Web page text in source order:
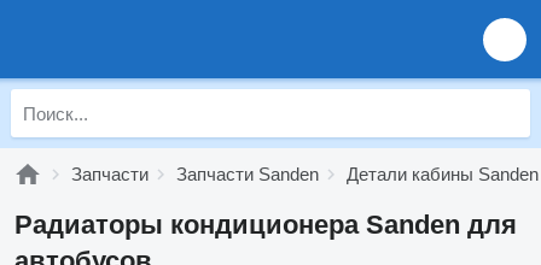
Запчасти Запчасти Sanden Детали кабины Sanden
Радиаторы кондиционера Sanden для